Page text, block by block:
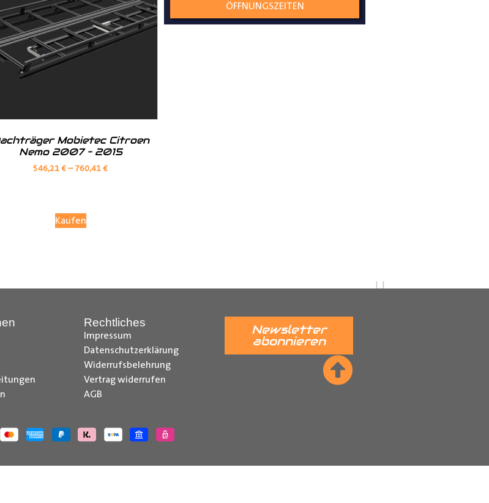
Maxus e-deliver 9 Radkastenschutz, Maxus EV80 Radkastenschutz,
Nissan NV300 Primastar Radkastenschutz, Nissan NV400 Interstar
, Opel Vivaro Radkastenschutz, Opel Movano Radkastenschutz, Peugeot Partner
Peugeot Boxer Radkastenschutz, Peugeot Bipper Radkastenschutz, Renault
Renault Master Radkastenschutz, Toyota Proace Radkastenschutz,
Radkastenschutz, VW T6.1 Radkastenschutz, VW ID Cargo Radkastenschutz,
Mobietec Citroen
Nemo 2007 – 2015
546,21€–760,41€
Kaufen
ÖFFNUNGSZEITEN
Rechtliches
Impressum
Datenschutzerklärung
Widerrufsbelehrung
Vertrag widerrufen
AGB
Newsletter
abonnieren